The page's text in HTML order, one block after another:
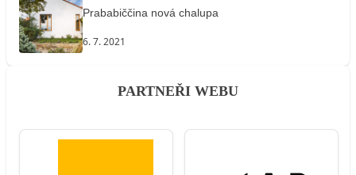
Prababiččina nová chalupa
6. 7. 2021
PARTNEŘI WEBU